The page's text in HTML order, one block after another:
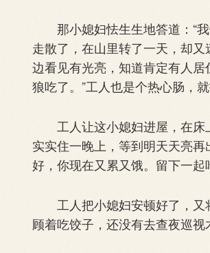
那小媳妇怯生生地答道：“我
走散了，在山里转了一天，却
边看见有光亮，知道肯定有人
狼吃了。”工人也是个热心肠，
工人让这小媳妇进屋，在床
实实住一晚上，等到明天天亮
好，你现在又累又饿。留下一
工人把小媳妇安顿好了，又
顾着吃饺子，还没有去查夜巡视